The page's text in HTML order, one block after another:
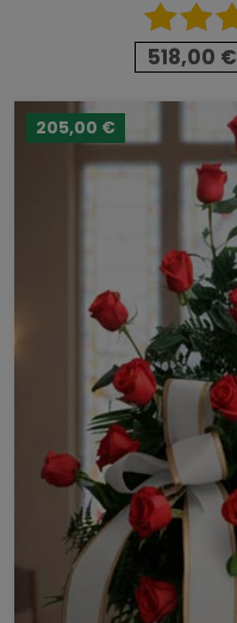
518,00 €
205,00 €